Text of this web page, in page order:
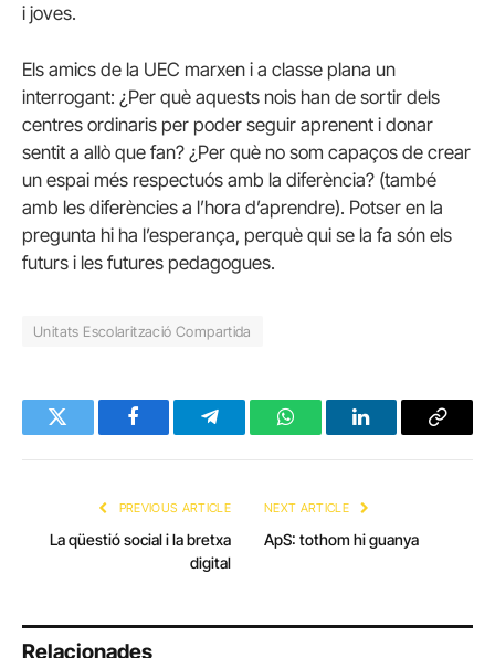
i joves.
Els amics de la UEC marxen i a classe plana un
interrogant: ¿Per què aquests nois han de sortir dels
centres ordinaris per poder seguir aprenent i donar
sentit a allò que fan? ¿Per què no som capaços de crear
un espai més respectuós amb la diferència? (també
amb les diferències a l’hora d’aprendre). Potser en la
pregunta hi ha l’esperança, perquè qui se la fa són els
futurs i les futures pedagogues.
Unitats Escolarització Compartida
Twitter FacebookTelegramWhatsAppLinkedInCopy
PREVIOUS ARTICLE
La qüestió social i la bretxa
digital
NEXT ARTICLE
ApS: tothom hi guanya
Relacionades